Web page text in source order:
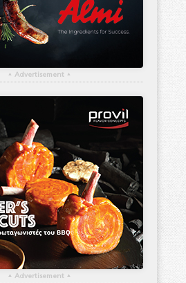
▴ Advertisement ▴
▴ Advertisement ▴